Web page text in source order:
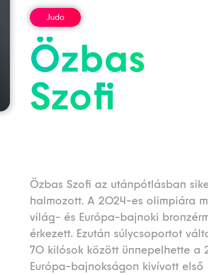
Judo
Özbas
Szofi
Özbas Szofi az utánpótlásban
halmozott. A 2024-es olimpiára
világ- és Európa-bajnoki
érkezett. Ezután súlycsoportot
70 kilósok között ünnepelhette a
Európa-bajnokságon kivívott első